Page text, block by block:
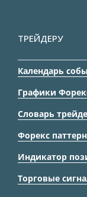
ТРЕЙДЕРУ
Календарь
Графики
Словарь
Форекс
Индикатор
Торговые